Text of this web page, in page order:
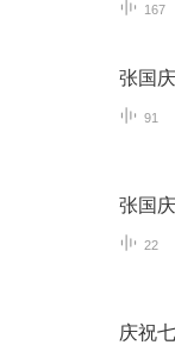
167
张国
91
张国
22
庆祝